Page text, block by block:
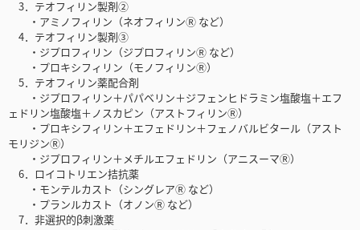
3．テオフィリン製剤②
・アミノフィリン（ネオフィリンⓇ など）
4．テオフィリン製剤③
・ジプロフィリン（ジプロフィリンⓇ など）
・プロキシフィリン（モノフィリンⓇ）
5．テオフィリン薬配合剤
・ジプロフィリン＋パパベリン＋ジフェンヒドラミン塩酸塩＋エフ
ェドリン塩酸塩＋ノスカピン（アストフィリンⓇ）
・プロキシフィリン＋エフェドリン＋フェノバルビタール（アスト
モリジンⓇ）
・ジプロフィリン＋メチルエフェドリン（アニスーマⓇ）
6．ロイコトリエン拮抗薬
・モンテルカスト（シングレアⓇ など）
・プランルカスト（オノンⓇ など）
7．非選択的β刺激薬